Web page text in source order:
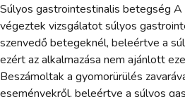
Súlyos gastrointestinalis betegség A
végeztek vizsgálatot súlyos
szenvedő betegeknél, beleértve a
ezért az alkalmazása nem ajánlott
Beszámoltak a gyomorürülés
eseményekről, beleértve a súlyos